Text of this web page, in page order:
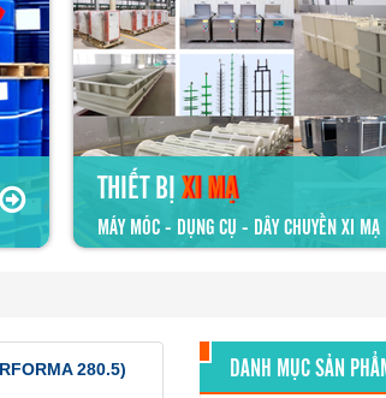
THIẾT BỊXI MẠ
MÁY MÓC - DỤNG CỤ - DÂY CHUYỀN XI MẠ
280.5) DANH MỤC SẢN